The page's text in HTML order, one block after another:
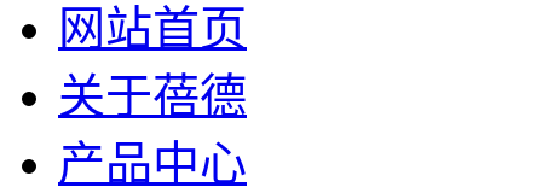
网站首页
关于蓓德
产品中心